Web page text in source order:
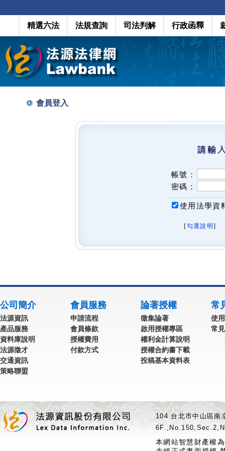
精選六法 法規查詢 司法判解 行政函釋
會員登入
帳號：
密碼：
使用法學資
[勾選說明 ]
公司簡介
法源資訊
產品服務
資料庫說明
法源徵才
交通資訊
策略聯盟
會員服務
申請流程
會員條款
授權費用
付款方式
論著授權
徵集論著
啟用授權專區
權利金計算說明
授權合約書下載
投稿基本資料表
常
使
常
104 台北市中山區
本網站智慧財產權